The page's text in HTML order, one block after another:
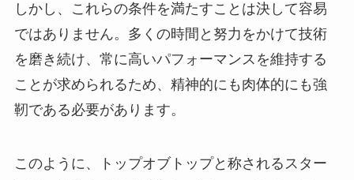
しかし、これらの条件を満たすことは決して容易
ではありません。多くの時間と努力をかけて技術
を磨き続け、常に高いパフォーマンスを維持する
ことが求められるため、精神的にも肉体的にも強
靭である必要があります。
このように、トップオブトップと称されるスター